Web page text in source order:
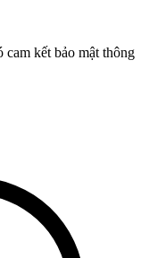
cam kết bảo mật thông